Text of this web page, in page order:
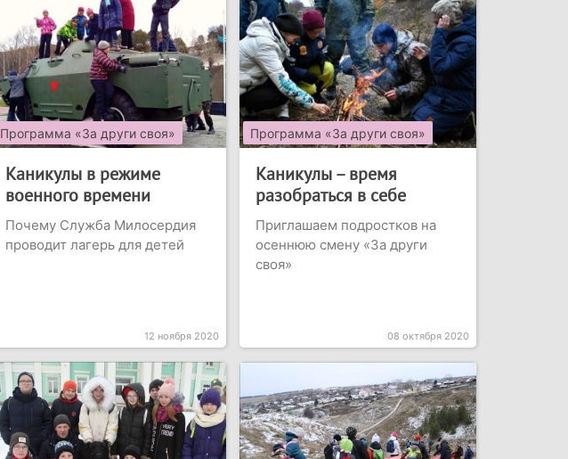
Программа «За други своя»
Каникулы в режиме
военного времени
Почему Служба Милосердия
проводит лагерь для детей
12 ноября 2020
Программа «За други своя»
Каникулы – время
разобраться в себе
Приглашаем подростков на
осеннюю смену «За други
своя»
08 октября 2020